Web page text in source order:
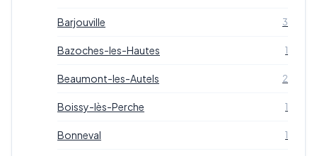
Barjouville 3
Bazoches-les-Hautes 1
Beaumont-les-Autels 2
Boissy-lès-Perche 1
Bonneval 1